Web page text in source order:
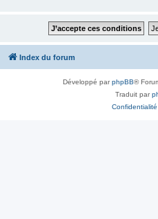
Index du forum
Développé parphpBB®
Traduit par
Confidentialité